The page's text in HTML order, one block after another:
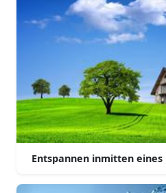
Entspannen inmitten